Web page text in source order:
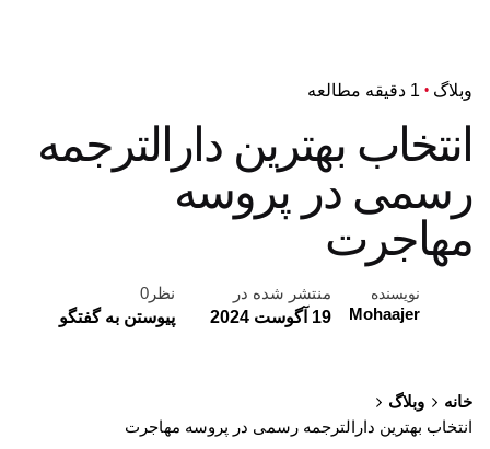
وبلاگ 1 دقیقه مطالعه
انتخاب بهترین دارالترجمه
رسمی در پروسه
مهاجرت
نویسنده
Mohaajer
منتشر شده در
19 آگوست 2024
نظر0
پیوستن به گفتگو
خانه
وبلاگ
انتخاب بهترین دارالترجمه رسمی در پروسه مهاجرت